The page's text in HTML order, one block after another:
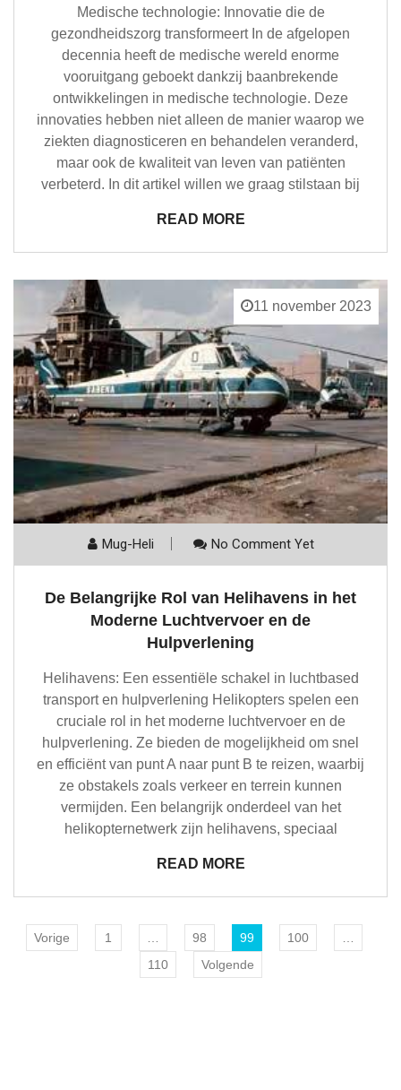
Medische technologie: Innovatie die de
gezondheidszorg transformeert In de afgelopen
decennia heeft de medische wereld enorme
vooruitgang geboekt dankzij baanbrekende
ontwikkelingen in medische technologie. Deze
innovaties hebben niet alleen de manier waarop we
ziekten diagnosticeren en behandelen veranderd,
maar ook de kwaliteit van leven van patiënten
verbeterd. In dit artikel willen we graag stilstaan bij
READ MORE
11 november 2023
Mug-Heli No Comment Yet
De Belangrijke Rol van Helihavens in het
Moderne Luchtvervoer en de
Hulpverlening
Helihavens: Een essentiële schakel in luchtbased
transport en hulpverlening Helikopters spelen een
cruciale rol in het moderne luchtvervoer en de
hulpverlening. Ze bieden de mogelijkheid om snel
en efficiënt van punt A naar punt B te reizen, waarbij
ze obstakels zoals verkeer en terrein kunnen
vermijden. Een belangrijk onderdeel van het
helikopternetwerk zijn helihavens, speciaal
READ MORE
Vorige 1 … 98 99 100
…
110
Volgende